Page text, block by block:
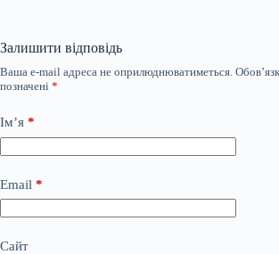
Залишити відповідь
Ваша e-mail адреса не оприлюднюватиметься.
позначені *
Ім’я *
Email *
Сайт